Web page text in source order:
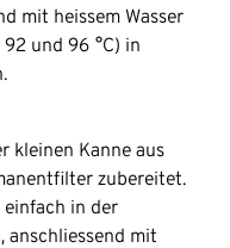
mit heissem Wasser
und 96 °C) in
kleinen Kanne aus
zubereitet.
einfach in der
anschliessend mit